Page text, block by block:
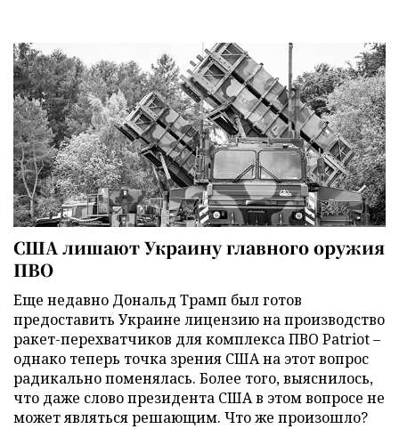
США лишают Украину главного оружия
ПВО
Еще недавно Дональд Трамп был готов
предоставить Украине лицензию на производство
ракет-перехватчиков для комплекса ПВО Patriot –
однако теперь точка зрения США на этот вопрос
радикально поменялась. Более того, выяснилось,
что даже слово президента США в этом вопросе не
может являться решающим. Что же произошло?